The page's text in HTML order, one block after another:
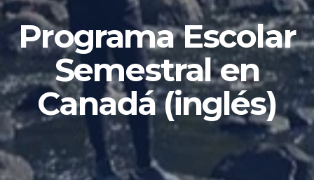
Programa Escolar
Semestral en
Canadá (inglés)